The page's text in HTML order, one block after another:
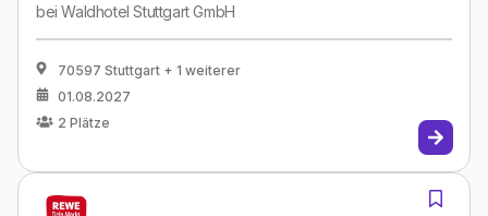
beiWaldhotel Stuttgart GmbH
70597 Stuttgart + 1 weiterer
01.08.2027
2 Plätze